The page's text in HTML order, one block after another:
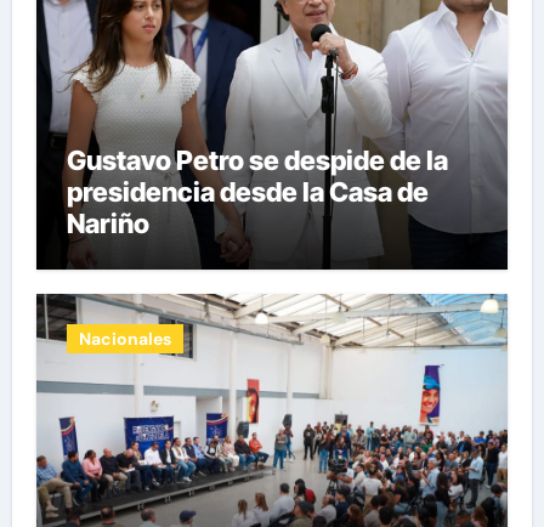
Gustavo Petro se despide de la
presidencia desde la Casa de
Nariño
Nacionales